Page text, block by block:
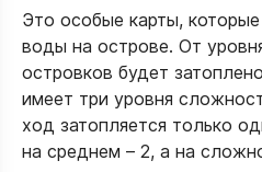
Это особые карты,
воды на острове. От
островков будет
имеет три уровня
ход затопляется только
на среднем – 2, а на